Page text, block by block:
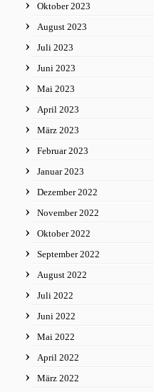
Oktober 2023
August 2023
Juli 2023
Juni 2023
Mai 2023
April 2023
März 2023
Februar 2023
Januar 2023
Dezember 2022
November 2022
Oktober 2022
September 2022
August 2022
Juli 2022
Juni 2022
Mai 2022
April 2022
März 2022